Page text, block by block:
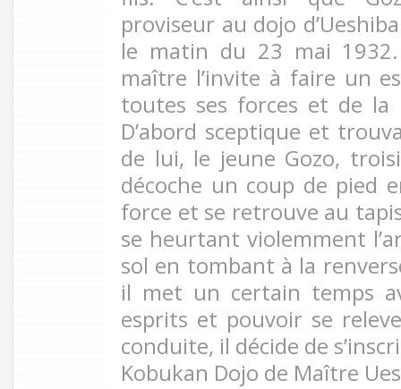
proviseur au dojo
le matin du 23 mai
maître l’invite à faire un
toutes ses forces et de
D’abord sceptique et
de lui, le jeune Gozo,
décoche un coup de pied
force et se retrouve au
se heurtant violemment
sol en tombant à la
il met un certain temps
esprits et pouvoir se
conduite, il décide de
Kobukan Dojo de Maître